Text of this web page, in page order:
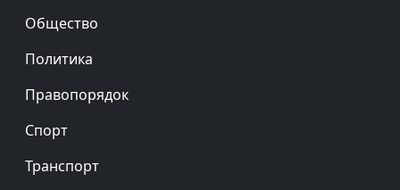
Общество
Политика
Правопорядок
Спорт
Транспорт